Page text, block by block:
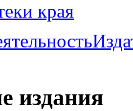
края
издания